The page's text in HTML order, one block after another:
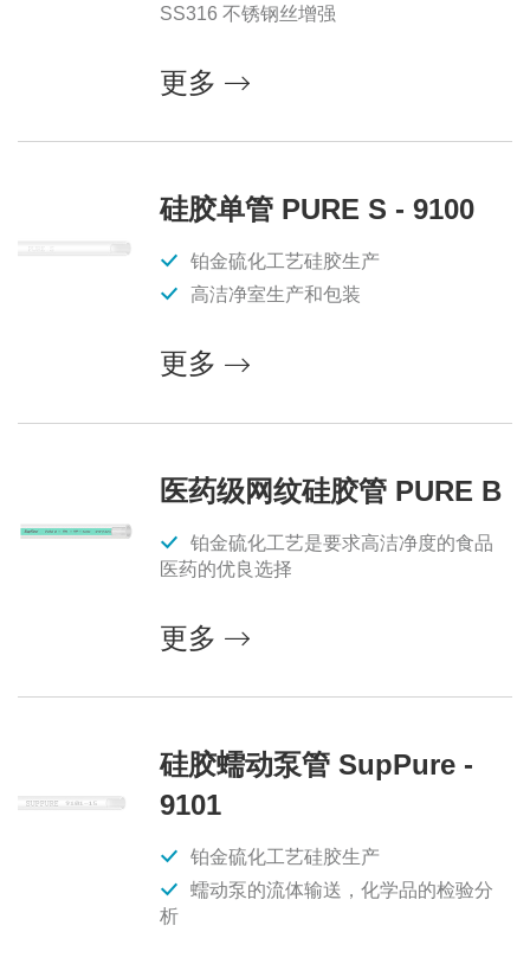
SS316 不锈钢丝增强
更多
硅胶单管 PURE S - 9100
铂金硫化工艺硅胶生产
高洁净室生产和包装
更多
医药级网纹硅胶管 PURE B
铂金硫化工艺是要求高洁净度的食品
医药的优良选择
更多
硅胶蠕动泵管 SupPure -
9101
铂金硫化工艺硅胶生产
蠕动泵的流体输送，化学品的检验分
析